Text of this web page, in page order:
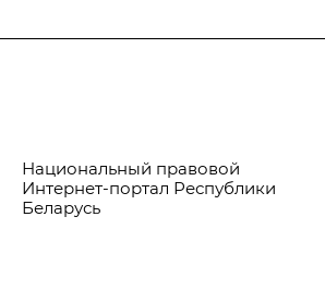
Национальный правовой
Интернет-портал Республики
Беларусь